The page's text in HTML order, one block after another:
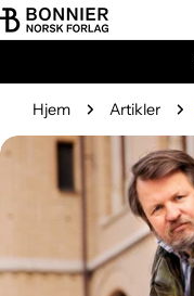
Hopp
til
Hjem Artikler